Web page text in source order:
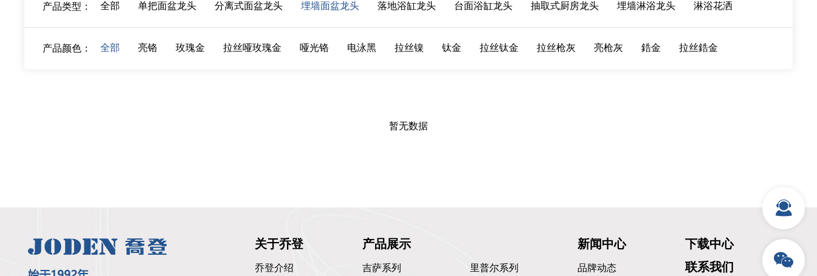
产品类型： 全部 单把面盆龙头 分离式面盆龙头 埋墙面盆龙头 落地浴缸龙头 台面浴缸龙头 抽取式厨房龙头 埋墙淋浴龙头 淋浴花洒
产品颜色： 全部 亮铬 玫瑰金 拉丝哑玫瑰金 哑光铬 电泳黑 拉丝镍 钛金 拉丝钛金 拉丝枪灰 亮枪灰 鋯金 拉丝鋯金
暂无数据
关于乔登
乔登介绍
产品展示
吉萨系列 里普尔系列
新闻中心
品牌动态
下载中心
联系我们